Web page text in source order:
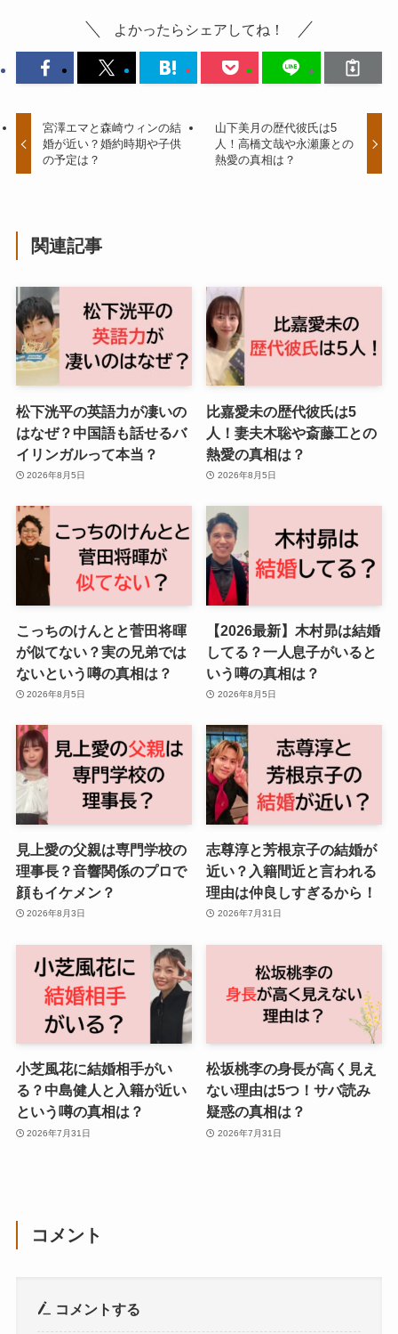
よかったらシェアしてね！
宮澤エマと森崎ウィンの結
婚が近い？婚約時期や子供
の予定は？
山下美月の歴代彼氏は5
人！高橋文哉や永瀬廉との
熱愛の真相は？
関連記事
松下洸平の英語力が凄いの
はなぜ？中国語も話せるバ
イリンガルって本当？
2026年8月5日
比嘉愛未の歴代彼氏は5
人！妻夫木聡や斎藤工との
熱愛の真相は？
2026年8月5日
こっちのけんとと菅田将暉
が似てない？実の兄弟では
ないという噂の真相は？
2026年8月5日
【2026最新】木村昴は結婚
してる？一人息子がいると
いう噂の真相は？
2026年8月5日
見上愛の父親は専門学校の
理事長？音響関係のプロで
顔もイケメン？
2026年8月3日
志尊淳と芳根京子の結婚が
近い？入籍間近と言われる
理由は仲良しすぎるから！
2026年7月31日
小芝風花に結婚相手がい
る？中島健人と入籍が近い
という噂の真相は？
2026年7月31日
松坂桃李の身長が高く見え
ない理由は5つ！サバ読み
疑惑の真相は？
2026年7月31日
コメント
コメントする